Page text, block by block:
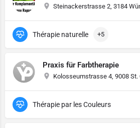
Steinackerstrasse 2, 3184
Thérapie naturelle +5
Praxis für Farbtherapie
Kolosseumstrasse 4, 9008 St.
Thérapie par les Couleurs